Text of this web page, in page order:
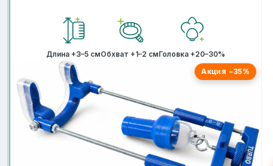
Длина +3–5 смОбхват +1–2 смГоловка +20–30%
Акция −35%